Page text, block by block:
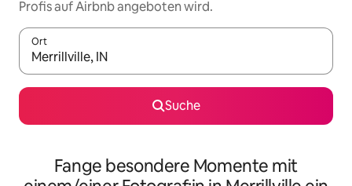
Profis auf Airbnb angeboten wird.
Ort
Wenn Ergebnisse verfügbar sind, navigiere mit den
Suche
Fange besondere Momente mit